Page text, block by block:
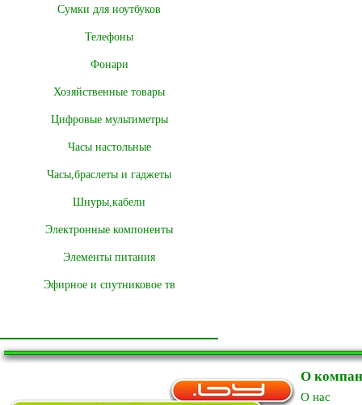
Сумки для ноутбуков
Телефоны
Фонари
Хозяйственные товары
Цифровые мультиметры
Часы настольные
Часы,браслеты и гаджеты
Шнуры,кабели
Электронные компоненты
Элементы питания
Эфирное и спутниковое тв
О
O нас